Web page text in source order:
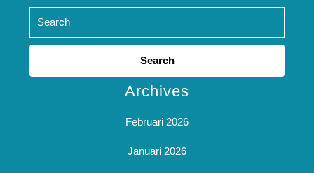
Search
Archives
Februari 2026
Januari 2026